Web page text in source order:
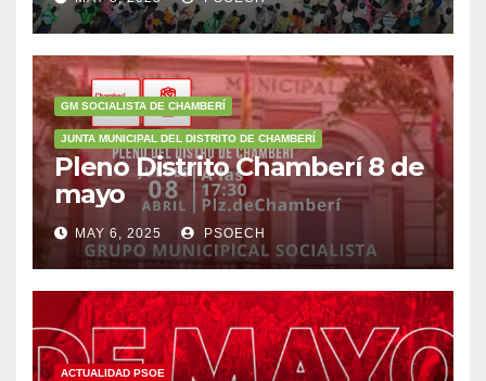
participar en la
concentración del 11 de mayo
a las 12:00h.
GM SOCIALISTA DE CHAMBERÍ
JUNTA MUNICIPAL DEL DISTRITO DE CHAMBERÍ
Pleno Distrito Chamberí 8 de
mayo
MAY 6, 2025 PSOECH
ACTUALIDAD PSOE